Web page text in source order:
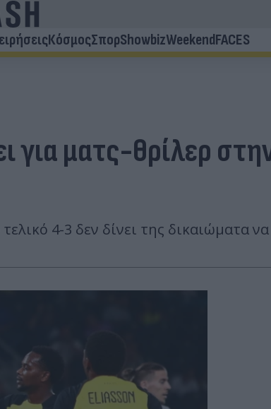
ΚόσμοςΣπορShowbizWeekendFACES
για ματς-θρίλερ
4-3 δεν δίνει της δικαιώματα